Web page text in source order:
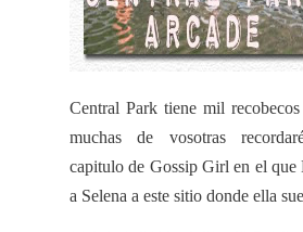
Central Park tiene mil recobecos
muchas de vosotras
capitulo de Gossip Girl en el que
a Selena a este sitio donde ella